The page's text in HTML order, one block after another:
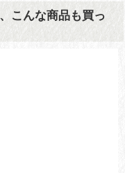
こんな商品も買っ